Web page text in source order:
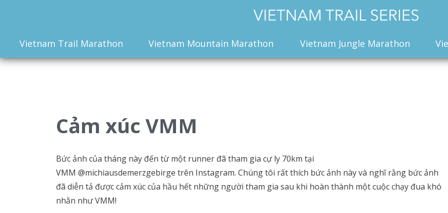
Vietnam Trail Marathon Vietnam Mountain Marathon Vietnam Jungle Marathon
Cảm xúc VMM
Bức ảnh của tháng này đến từ một runner đã tham gia cự ly 70km tại
VMM @michiausdemerzgebirge trên Instagram. Chúng tôi rất thích bức ảnh này và nghĩ rằng bức ảnh
đã diễn tả được cảm xúc của hầu hết những người tham gia sau khi hoàn thành một cuộc chạy đua khó
nhằn như VMM!